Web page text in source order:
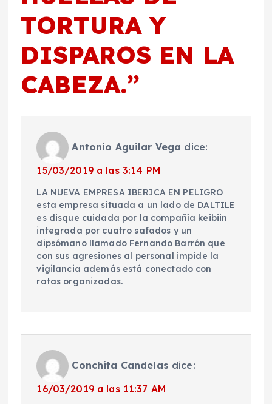
TORTURA Y
DISPAROS EN LA
CABEZA.”
Antonio Aguilar Vega dice:
15/03/2019 a las 3:14 PM
LA NUEVA EMPRESA IBERICA EN PELIGRO
esta empresa situada a un lado de DALTILE
es disque cuidada por la compañía keibiin
integrada por cuatro safados y un
dipsómano llamado Fernando Barrón que
con sus agresiones al personal impide la
vigilancia además está conectado con
ratas organizadas.
Conchita Candelas dice:
16/03/2019 a las 11:37 AM